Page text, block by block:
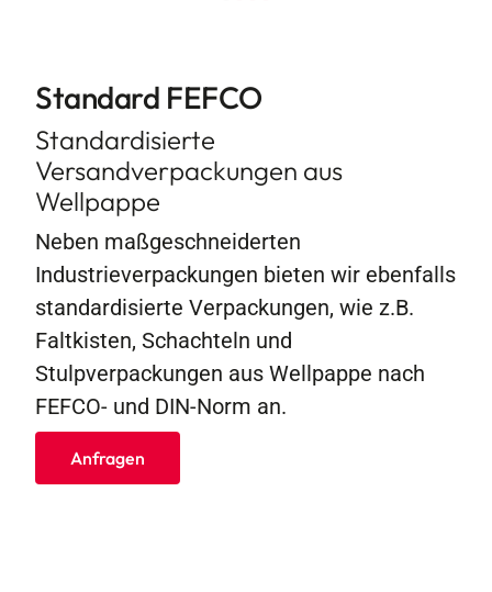
Standard FEFCO
Standardisierte
Versandverpackungen aus
Wellpappe
Neben maßgeschneiderten
Industrieverpackungen bieten wir ebenfalls
standardisierte Verpackungen, wie z.B.
Faltkisten, Schachteln und
Stulpverpackungen aus Wellpappe nach
FEFCO- und DIN-Norm an.
Anfragen